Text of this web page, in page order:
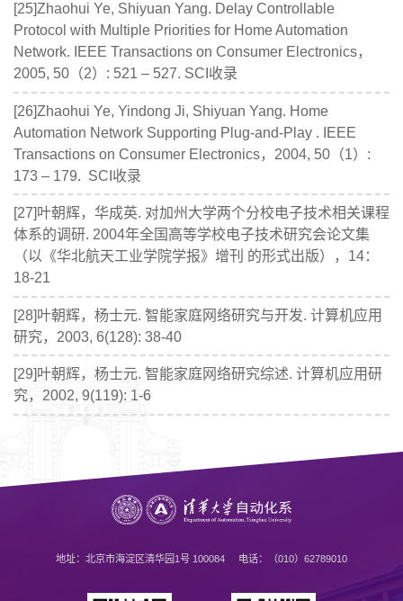
[25]Zhaohui Ye, Shiyuan Yang. Delay Controllable
Protocol with Multiple Priorities for Home Automation
Network. IEEE Transactions on Consumer Electronics，
2005, 50（2）: 521 – 527. SCI收录
[26]Zhaohui Ye, Yindong Ji, Shiyuan Yang. Home
Automation Network Supporting Plug-and-Play . IEEE
Transactions on Consumer Electronics，2004, 50（1）:
173 – 179. SCI收录
[27]叶朝辉，华成英. 对加州大学两个分校电子技术相关课程
体系的调研. 2004年全国高等学校电子技术研究会论文集
（以《华北航天工业学院学报》增刊 的形式出版），14：
18-21
[28]叶朝辉，杨士元. 智能家庭网络研究与开发. 计算机应用
研究，2003, 6(128): 38-40
[29]叶朝辉，杨士元. 智能家庭网络研究综述. 计算机应用研
究，2002, 9(119): 1-6
地址：北京市海淀区清华园1号 100084 电话：（010）62789010